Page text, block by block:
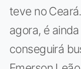
teve no
agora, é
conseguirá